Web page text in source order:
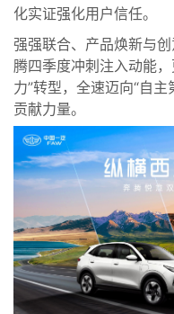
化实证强化用户信任。
强强联合、产品焕新与
腾四季度冲刺注入动能
力”转型，全速迈向“自
贡献力量。